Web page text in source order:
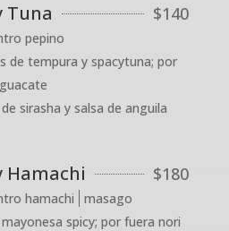
Tuna $140
pepino
de tempura y spacytuna; por
sirasha y salsa de anguila
Hamachi $180
hamachi
masago
spicy; por fuera nori